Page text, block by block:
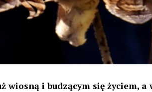
wiosną i budzącym się życiem,